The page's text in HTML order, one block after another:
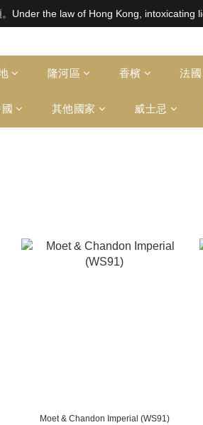
Under the law of Hong Kong,
Under the law of Hong Kong,
澳門）； SGD800 免運費（新加坡）；
Under the law of Hong Kong,
隆河區 香檳 法
其他國家 威士忌
Moet & Chandon Imperial (WS91)